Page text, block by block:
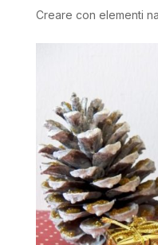
Creare con elementi